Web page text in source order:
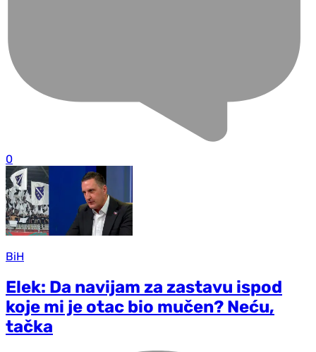
0
BiH
Elek: Da navijam za zastavu ispod
koje mi je otac bio mučen? Neću,
tačka